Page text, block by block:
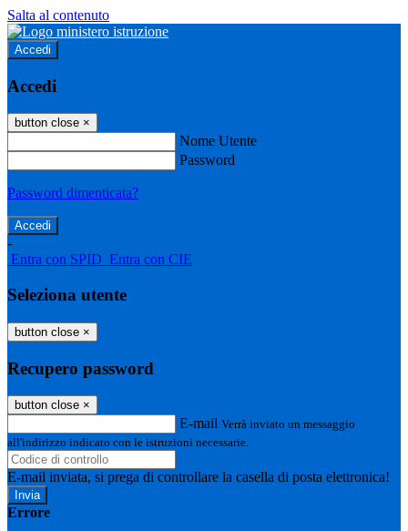
Salta al contenuto
Accedi
Accedi
button close ×
Nome Utente
Password
Password dimenticata?
-
Entra con SPID Entra con CIE
Seleziona utente
button close ×
Recupero password
button close ×
E-mail Verrà inviato un messaggio
all'indirizzo indicato con le istruzioni necessarie.
E-mail inviata, si prega di controllare la casella di posta elettronica!
Errore